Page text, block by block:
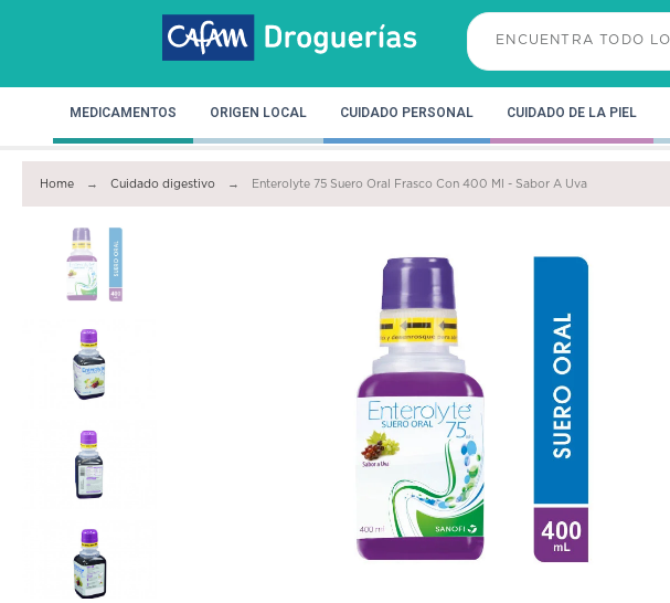
MEDICAMENTOS ORIGEN LOCAL CUIDADO PERSONAL CUIDADO DE LA PIEL
Home Cuidado digestivo Enterolyte 75 Suero Oral Frasco Con 400 Ml - Sabor A Uva